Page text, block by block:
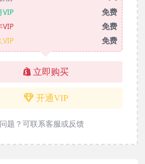
VIP 免费
VIP 免费
VIP 免费
立即购买
开通VIP
题？可联系客服或反馈